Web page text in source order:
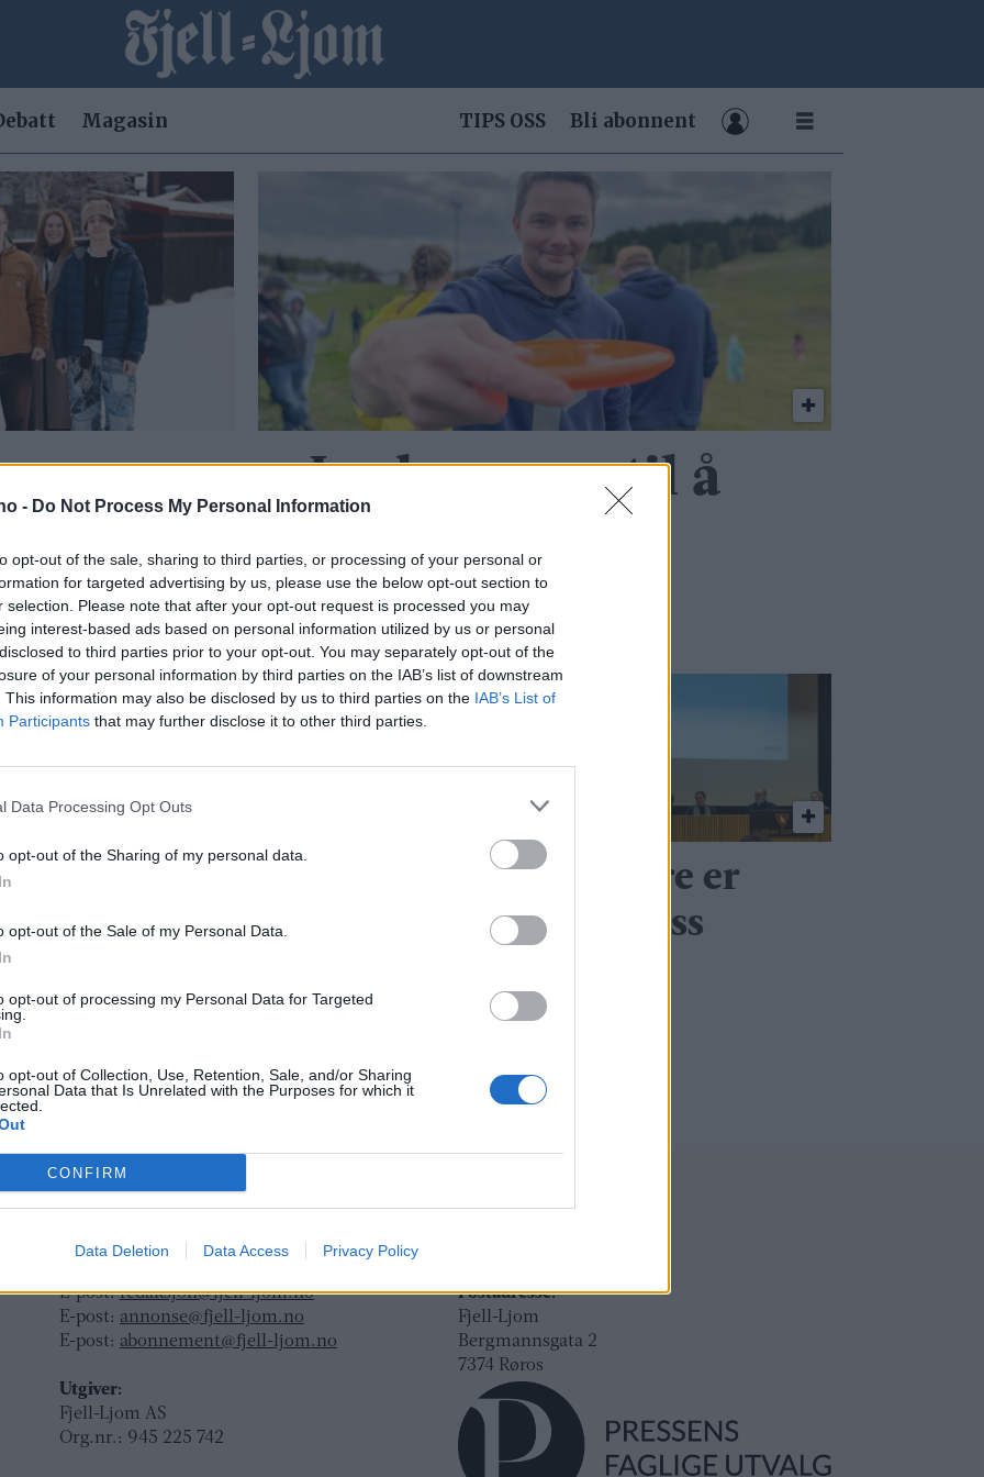
- Do Not Process My Personal Information
opt-out of the sale, sharing to third parties, or processing of your personal or
for targeted advertising by us, please use the below opt-out section to
selection. Please note that after your opt-out request is processed you may
interest-based ads based on personal information utilized by us or personal
to third parties prior to your opt-out. You may separately opt-out of the
of your personal information by third parties on the IAB’s list of downstream
This information may also be disclosed by us to third parties on the IAB’s List of
Participants that may further disclose it to other third parties.
Data Processing Opt Outs
opt-out of the Sharing of my personal data.
opt-out of the Sale of my Personal Data.
opt-out of processing my Personal Data for Targeted
opt-out of Collection, Use, Retention, Sale, and/or Sharing
Data that Is Unrelated with the Purposes for which it
CONFIRM
Data Deletion Data Access Privacy Policy
Magasin TIPS OSS Bli abonnent
oss
– Jeg kommer til å
måtte tyvtrene i
mørket!
alle
– Stå på, dere er
viktige for oss
Ansvarlig redaktør og daglig leder:
Liv Maren Mæhre Vold
Ekspedisjon:
E-post:redaksjon@fjell-ljom.no
E-post: annonse@fjell-ljom.no
E-post: abonnement@fjell-ljom.no
Utgiver:
Fjell-Ljom AS
Org.nr.: 945 225 742
Postadresse:
Fjell-Ljom
Bergmannsgata 2
7374 Røros